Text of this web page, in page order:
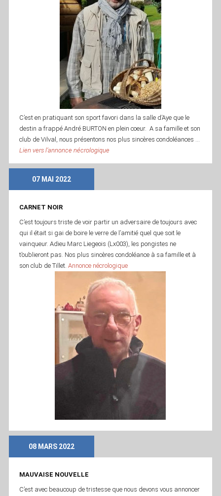
C’est en pratiquant son sport favori dans la salle d’Aye que le
destin a frappé André BURTON en plein coeur. A sa famille et son
club de Vilval, nous présentons nos plus sincères condoléances …
Lien vers l’annonce nécrologique
07 MAI 2022
CARNET NOIR
C’est toujours triste de voir partir un adversaire de toujours avec
qui il était si gai de boire le verre de l’amitié quel que soit le
vainqueur. Adieu Marc Liegeois (Lx003), les pongistes ne
t’oublieront pas. Nos plus sincères condoléance à sa famille et à
son club de Tillet. Annonce nécrologique
08 MARS 2022
MAUVAISE NOUVELLE
C’est avec beaucoup de tristesse que nous devons vous annoncer